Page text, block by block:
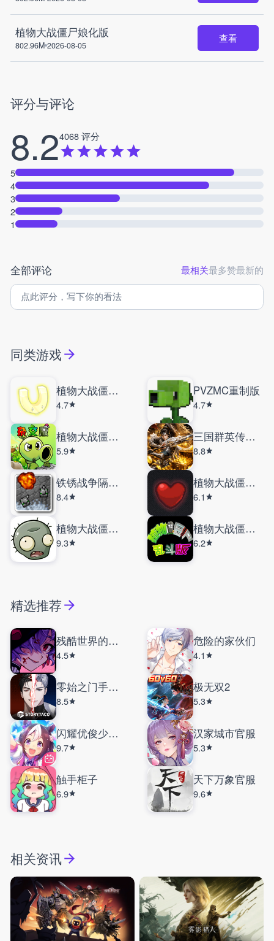
植物大战僵尸娘化版
802.96M 2026-08-05
查看
评分与评论
8.24068 评分
5
4
3
2
1
全部评论 最相关最多赞最新的
同类游戏
植物大战僵尸自然版
4.7
PVZMC重制版
4.7
植物大战僵尸杂交版重制版0.11
5.9
三国群英传鸿鹄霸业掘金服
8.8
铁锈战争隔离区
8.4
植物大战僵尸以撒版
6.1
植物大战僵尸LG版
9.3
植物大战僵尸乱斗版
6.2
精选推荐
残酷世界的拯救之道
4.5
危险的家伙们
4.1
零始之门手机版
8.5
极无双2
5.3
闪耀优俊少女国服
9.7
汉家城市官服
5.3
触手柜子
6.9
天下万象官服
9.6
相关资讯